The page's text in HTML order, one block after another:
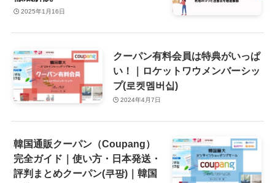
2025年1月16日
クーパン有料会員は特典がいっぱ
い！｜ロケットワウメンバーシッ
プ(로켓멤버십)
2024年4月7日
韓国通販クーパン（Coupang）
完全ガイド｜使い方・日本発送・
評判まとめクーパン(쿠팡)｜韓国